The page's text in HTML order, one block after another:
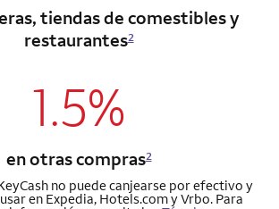
tiendas de comestiblesy
restaurantes2
1.5%
en otras compras2
no puede canjearse por efectivo y
en Expedia, Hotels.com y Vrbo. Para